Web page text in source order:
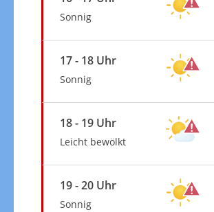
Sonnig
17 - 18 Uhr
Sonnig
18 - 19 Uhr
Leicht bewölkt
19 - 20 Uhr
Sonnig